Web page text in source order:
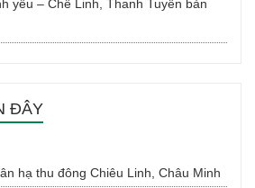
yêu – Chế Linh, Thanh Tuyền bản
ĐÂY
hạ thu đông Chiêu Linh, Châu Minh